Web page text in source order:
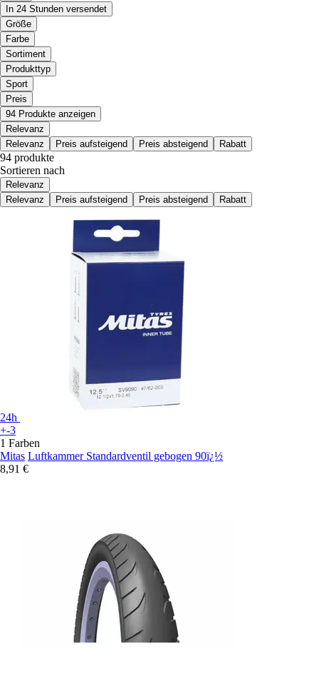
In 24 Stunden versendet
Größe
Farbe
Sortiment
Produkttyp
Sport
Preis
94 Produkte anzeigen
Relevanz
Relevanz
Preis aufsteigend Preis absteigend Rabatt
94 produkte
Sortieren nach
Relevanz
Relevanz
Preis aufsteigend Preis absteigend Rabatt
24h
+-3
1 Farben
Mitas Luftkammer Standardventil gebogen 90ï¿½
8,91 €